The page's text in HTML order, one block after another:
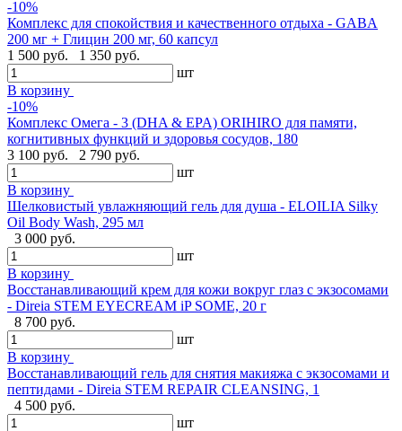
-10%
Комплекс для спокойствия и качественного отдыха - GABA
200 мг + Глицин 200 мг, 60 капсул
1 500 руб.
1 350 руб.
шт
В корзину
-10%
Комплекс Омега - 3 (DHA & EPA) ORIHIRO для памяти,
когнитивных функций и здоровья сосудов, 180
3 100 руб.
2 790 руб.
шт
В корзину
Шелковистый увлажняющий гель для душа - ELOILIA Silky
Oil Body Wash, 295 мл
3 000 руб.
шт
В корзину
Восстанавливающий крем для кожи вокруг глаз с экзосомами
- Direia STEM EYECREAM iP SOME, 20 г
8 700 руб.
шт
В корзину
Восстанавливающий гель для снятия макияжа с экзосомами и
пептидами - Direia STEM REPAIR CLEANSING, 1
4 500 руб.
шт